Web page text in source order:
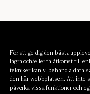
För att ge dig den bästa
lagra och/eller få åtkomst till
tekniker kan vi behandla data
den här webbplatsen. Att inte
påverka vissa funktioner och